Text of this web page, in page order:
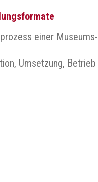
einer Museums-
Umsetzung, Betrieb